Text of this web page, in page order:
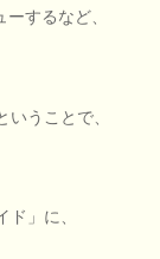
するなど、
うことで、
」に、